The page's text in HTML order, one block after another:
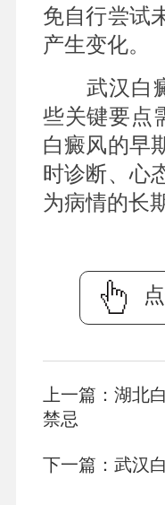
免自行尝试
产生变化。
武汉白癜
些关键要点
白癜风的早
时诊断、心
为病情的长
上一篇： 湖北
禁忌
下一篇： 武汉